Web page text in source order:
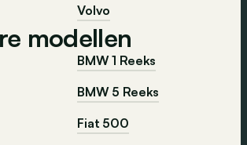
Volvo
modellen
BMW 1 Reeks
BMW 5 Reeks
Fiat 500